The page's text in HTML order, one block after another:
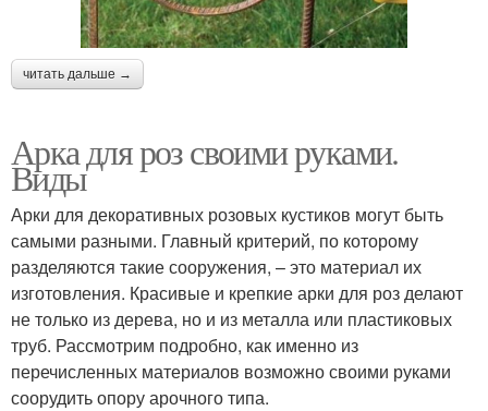
читать дальше →
Арка для роз своими руками.
Виды
Арки для декоративных розовых кустиков могут быть
самыми разными. Главный критерий, по которому
разделяются такие сооружения, – это материал их
изготовления. Красивые и крепкие арки для роз делают
не только из дерева, но и из металла или пластиковых
труб. Рассмотрим подробно, как именно из
перечисленных материалов возможно своими руками
соорудить опору арочного типа.